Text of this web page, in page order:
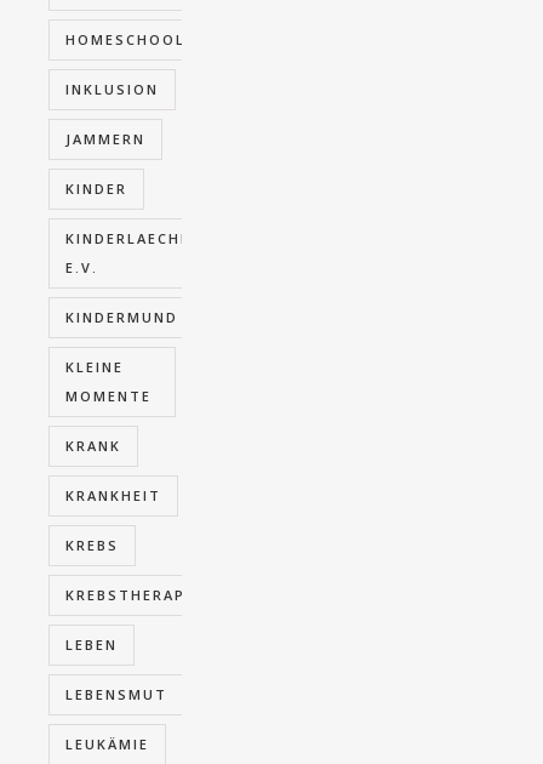
HOMESCHOOLING
INKLUSION
JAMMERN
KINDER
KINDERLAECHELN
E.V.
KINDERMUND
KLEINE
MOMENTE
KRANK
KRANKHEIT
KREBS
KREBSTHERAPIE
LEBEN
LEBENSMUT
LEUKÄMIE